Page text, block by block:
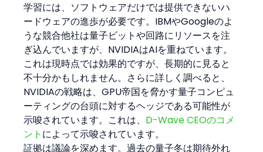
学習には、ソフトウェアだけでは提供できないハ
ードウェアの進歩が必要です。IBMやGoogleのよ
うな競合他社は量子ビットや回路にリソースを注
ぎ込んでいますが、NVIDIAはAIを重ねています。
これは現時点では効果的ですが、長期的に見ると
不十分かもしれません。さらに詳しく調べると、
NVIDIAの戦略は、GPU帝国を脅かす量子コンピュ
ーティングの台頭に対するヘッジである可能性が
示唆されています。これは、 D-Wave CEOのコメ
ント によって示唆されています。
証拠は議論を深めます。過去の量子冬は期待外れ